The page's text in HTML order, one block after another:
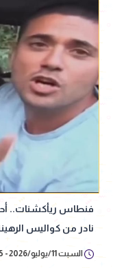
فنطاس ريأكشنات..
نادر من كواليس
السبت 11/يوليو/2026 - 11:55 ص